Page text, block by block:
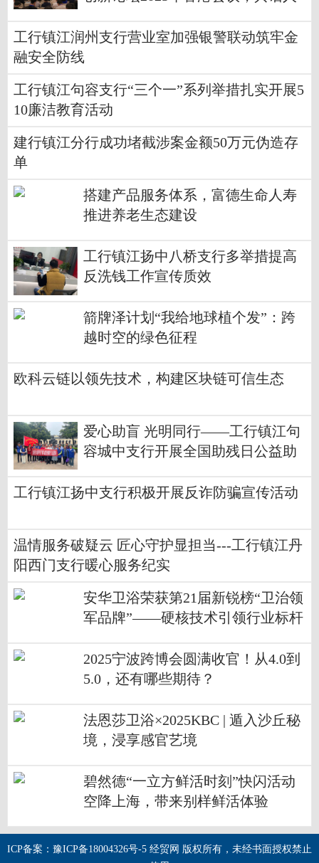
工行镇江润州支行营业室加强银警联动筑牢金
融安全防线
工行镇江句容支行“三个一”系列举措扎实开展5
10廉洁教育活动
建行镇江分行成功堵截涉案金额50万元伪造存
单
搭建产品服务体系，富德生命人寿
推进养老生态建设
工行镇江扬中八桥支行多举措提高
反洗钱工作宣传质效
箭牌泽计划“我给地球植个发”：跨
越时空的绿色征程
欧科云链以领先技术，构建区块链可信生态
爱心助盲 光明同行——工行镇江句
容城中支行开展全国助残日公益助
工行镇江扬中支行积极开展反诈防骗宣传活动
温情服务破疑云 匠心守护显担当---工行镇江丹
阳西门支行暖心服务纪实
安华卫浴荣获第21届新锐榜“卫治领
军品牌”——硬核技术引领行业标杆
2025宁波跨博会圆满收官！从4.0到
5.0，还有哪些期待？
法恩莎卫浴×2025KBC | 遁入沙丘秘
境，浸享感官艺境
碧然德“一立方鲜活时刻”快闪活动
空降上海，带来别样鲜活体验
ICP备案：豫ICP备18004326号-5 经贸网 版权所有，未经书面授权禁止